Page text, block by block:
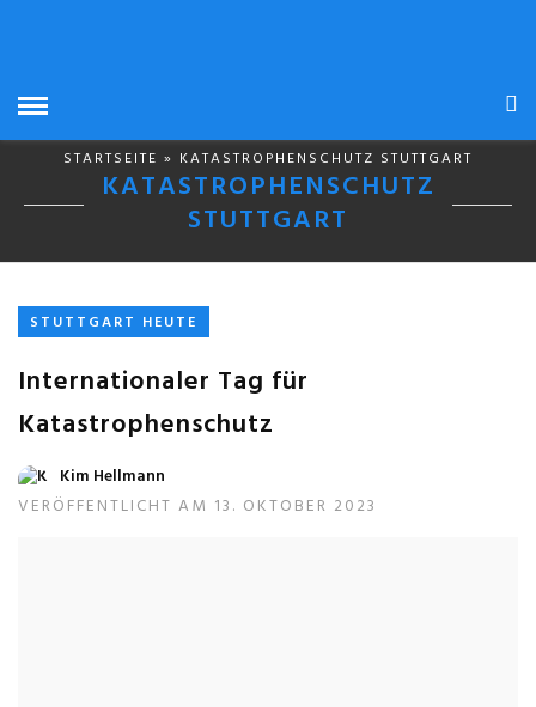
STARTSEITE » KATASTROPHENSCHUTZ STUTTGART
KATASTROPHENSCHUTZ
STUTTGART
STUTTGART HEUTE
Internationaler Tag für
Katastrophenschutz
Kim Hellmann
VERÖFFENTLICHT AM 13. OKTOBER 2023